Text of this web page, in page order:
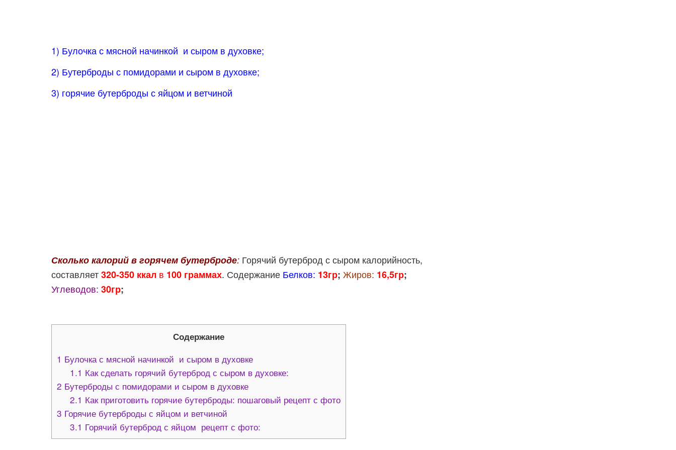
1) Булочка с мясной начинкой и сыром в духовке;
2) Бутерброды с помидорами и сыром в духовке;
3) горячие бутерброды с яйцом и ветчиной
Сколько калорий в горячем бутерброде: Горячий бутерброд с сыром калорийность,
составляет320-350 ккал в 100 граммах. Содержание Белков: 13гр; Жиров: 16,5гр;
Углеводов: 30гр;
Содержание
1 Булочка с мясной начинкой и сыром в духовке
1.1 Как сделать горячий бутерброд с сыром в духовке:
2 Бутерброды с помидорами и сыром в духовке
2.1 Как приготовить горячие бутерброды: пошаговый рецепт с фото
3 Горячие бутерброды с яйцом и ветчиной
3.1 Горячий бутерброд с яйцом рецепт с фото: